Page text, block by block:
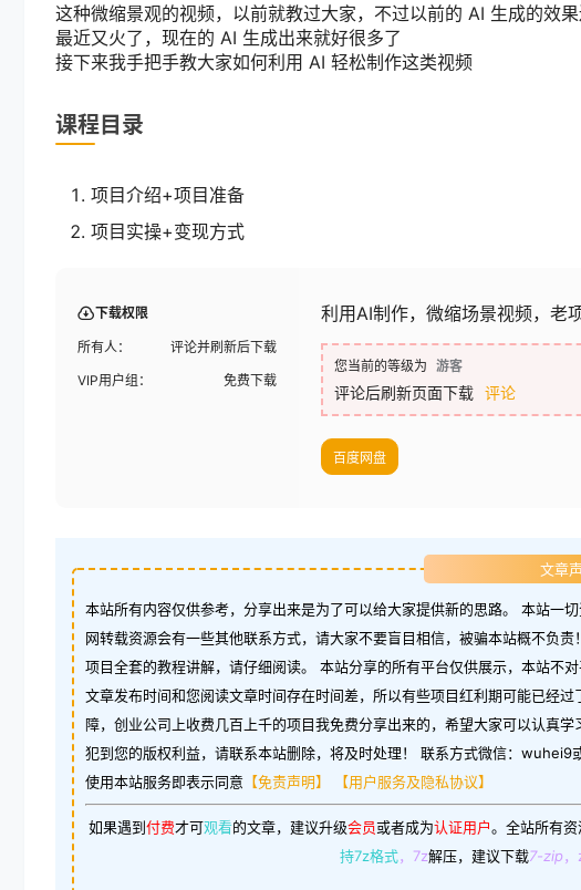
这种微缩景观的视频，以前就教过大家，不过以前的 AI 生成的效果
最近又火了，现在的 AI 生成出来就好很多了
接下来我手把手教大家如何利用 AI 轻松制作这类视频
课程目录
项目介绍+项目准备
项目实操+变现方式
下载权限
所有人：
评论并刷新后下载
VIP用户组：
免费下载
利用AI制作，微缩场景视频，老
您当前的等级为 游客
评论后刷新页面下载 评论
百度网盘
文章
本站所有内容仅供参考，分享出来是为了可以给大家提供新的思路。 本站一
网转载资源会有一些其他联系方式，请大家不要盲目相信，被骗本站概不负
项目全套的教程讲解，请仔细阅读。 本站分享的所有平台仅供展示，本站不
文章发布时间和您阅读文章时间存在时间差，所以有些项目红利期可能已经
障，创业公司上收费几百上千的项目我免费分享出来的，希望大家可以认真
犯到您的版权利益，请联系本站删除，将及时处理！ 联系方式微信：wuhei9
使用本站服务即表示同意 【免责声明】 【用户服务及隐私协议】
如果遇到付费才可观看的文章，建议升级会员或者成为认证用户。 全站所有资
持7z格式，7z解压，建议下载7-zip，